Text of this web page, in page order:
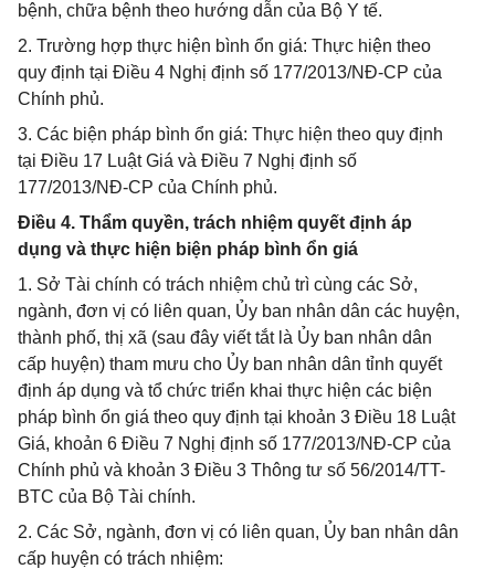
bệnh, chữa bệnh theo hướng dẫn của Bộ Y tế.
2. Trường hợp thực hiện bình ổn giá: Thực hiện theo
quy định tại Điều 4 Nghị định số 177/2013/NĐ-CP của
Chính phủ.
3. Các biện pháp bình ổn giá: Thực hiện theo quy định
tại Điều 17 Luật Giá và Điều 7 Nghị định số
177/2013/NĐ-CP của Chính phủ.
Điều 4. Thẩm quyền, trách nhiệm quyết định áp
dụng và thực hiện biện pháp bình ổn giá
1. Sở Tài chính có trách nhiệm chủ trì cùng các Sở,
ngành, đơn vị có liên quan, Ủy ban nhân dân các huyện,
thành phố, thị xã (sau đây viết tắt là Ủy ban nhân dân
cấp huyện) tham mưu cho Ủy ban nhân dân tỉnh quyết
định áp dụng và tổ chức triển khai thực hiện các biện
pháp bình ổn giá theo quy định tại khoản 3 Điều 18 Luật
Giá, khoản 6 Điều 7 Nghị định số 177/2013/NĐ-CP của
Chính phủ và khoản 3 Điều 3 Thông tư số 56/2014/TT-
BTC của Bộ Tài chính.
2. Các Sở, ngành, đơn vị có liên quan, Ủy ban nhân dân
cấp huyện có trách nhiệm: